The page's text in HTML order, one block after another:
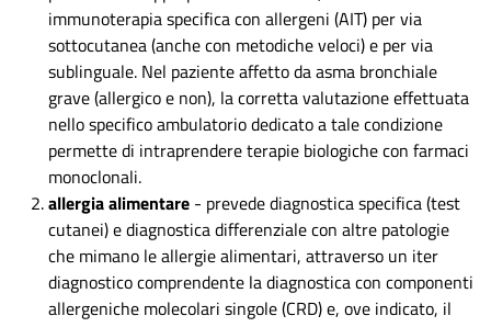
immunoterapia specifica con allergeni (AIT) per via
sottocutanea (anche con metodiche veloci) e per via
sublinguale. Nel paziente affetto da asma bronchiale
grave (allergico e non), la corretta valutazione effettuata
nello specifico ambulatorio dedicato a tale condizione
permette di intraprendere terapie biologiche con farmaci
monoclonali.
allergia alimentare - prevede diagnostica specifica (test
cutanei) e diagnostica differenziale con altre patologie
che mimano le allergie alimentari, attraverso un iter
diagnostico comprendente la diagnostica con componenti
allergeniche molecolari singole (CRD) e, ove indicato, il